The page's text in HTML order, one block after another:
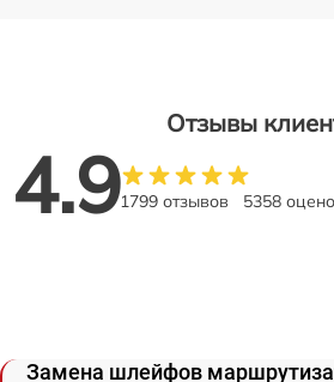
Отзывы
4.91799 отзывов 5358
Замена шлейфов